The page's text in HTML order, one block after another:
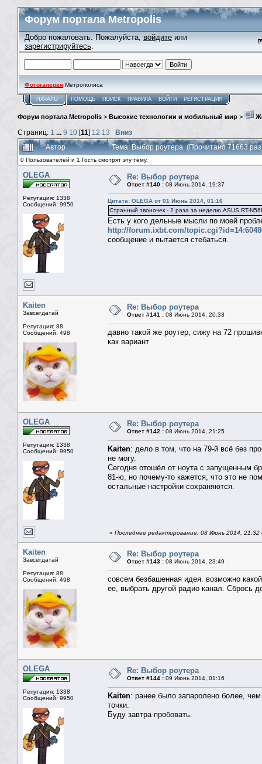
Форум портала Metropolis
Добро пожаловать. Пожалуйста, войдите или
зарегистрируйтесь.
Фотогалерея Метрополиса
НАЧАЛО ПОМОЩЬ ПОИСК ПРАВИЛА ВОЙТИ РЕГИСТРАЦИЯ
Форум портала Metropolis > Высокие технологии и мобильный мир >
Страниц: 1 ... 9 10 [11] 12 13
Вниз
Автор
Тема: Выбор роутера (Прочитано 71663
0 Пользователей и 1 Гость смотрят эту тему.
OLEGA
Репутация: 1338
Сообщений: 9950
Re: Выбор роутера
Ответ #140 : 08 Июнь 2014, 19:37
Цитата: OLEGA от 01 Июнь 2014, 01:16
Странный звоночек - 2 раза за неделю ASUS RT-
Есть у кого дельные мысли по моей
http://forum.ixbt.com/
сообщение и пытается стебаться.
Kaiten
Завсегдатай
Репутация: 88
Сообщений: 498
Re: Выбор роутера
Ответ #141 : 08 Июнь 2014, 20:33
давно такой же роутер, сижу на 72
как вариант
OLEGA
Репутация: 1338
Сообщений: 9950
Re: Выбор роутера
Ответ #142 : 08 Июнь 2014, 21:25
Kaiten: дело в том, что на 79-й всё без
не могу.
Сегодня отошёл от ноута с запущенным
81-ю, но почему-то кажется, что это не
остальные настройки сохраняются.
« Последнее редактирование: 08 Июнь 2014, 21:32
Kaiten
Завсегдатай
Репутация: 88
Сообщений: 498
Re: Выбор роутера
Ответ #143 : 08 Июнь 2014, 23:49
совсем безбашенная идея. возможно
ее, выбрать другой радио канал. Сбрось
OLEGA
Репутация: 1338
Сообщений: 9950
Re: Выбор роутера
Ответ #144 : 09 Июнь 2014, 01:16
Kaiten: ранее было запаролено более,
точки.
Буду завтра пробовать.